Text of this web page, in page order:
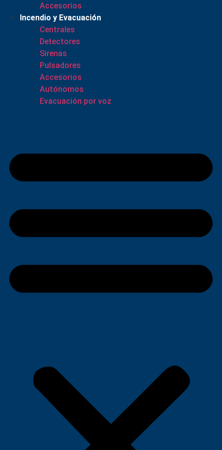
Accesorios
Incendio y Evacuación
Centrales
Detectores
Sirenas
Pulsadores
Accesorios
Autónomos
Evacuación por voz